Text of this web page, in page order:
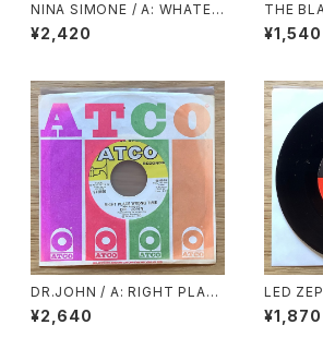
NINA SIMONE / A: WHATEV
ER I AM (YOU MADE ME) /
B: WHY MUST YOUR LOVE
¥2,420
THE
PY
E
¥1,540
DR.JOHN / A: RIGHT PLAC
E WRONG TIME / B: I BEEN
HOODOOD
¥2,640
LED
ND ROLL / B: FOUR STICK
S
¥1,870